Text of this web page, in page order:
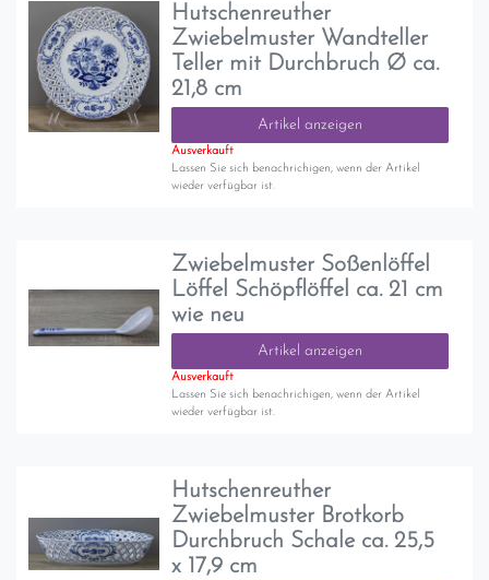
Hutschenreuther
Zwiebelmuster Wandteller
Teller mit Durchbruch Ø ca.
21,8 cm
Artikel anzeigen
Ausverkauft
Lassen Sie sich benachrichigen, wenn der Artikel
wieder verfügbar ist.
Zwiebelmuster Soßenlöffel
Löffel Schöpflöffel ca. 21 cm
wie neu
Artikel anzeigen
Ausverkauft
Lassen Sie sich benachrichigen, wenn der Artikel
wieder verfügbar ist.
Hutschenreuther
Zwiebelmuster Brotkorb
Durchbruch Schale ca. 25,5
x 17,9 cm